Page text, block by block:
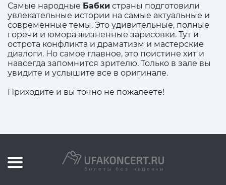
Самые народные Бабки страны подготовили
увлекательные истории на самые актуальные и
современные темы. Это удивительные, полные
горечи и юмора жизненные зарисовки. Тут и
острота конфликта и драматизм и мастерские
диалоги. Но самое главное, это поистине хит и
навсегда запомнится зрителю. Только в зале вы
увидите и услышите все в оригинале.
Приходите и вы точно не пожалеете!